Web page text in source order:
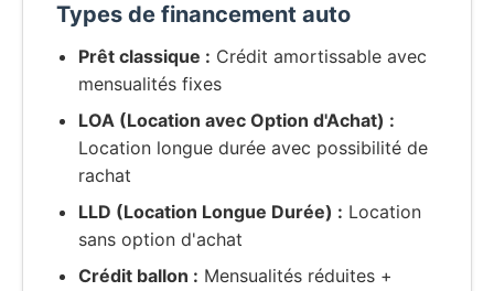
Types de financement auto
Prêt classique : Crédit amortissable avec
mensualités fixes
LOA (Location avec Option d'Achat) :
Location longue durée avec possibilité de
rachat
LLD (Location Longue Durée) : Location
sans option d'achat
Crédit ballon : Mensualités réduites +